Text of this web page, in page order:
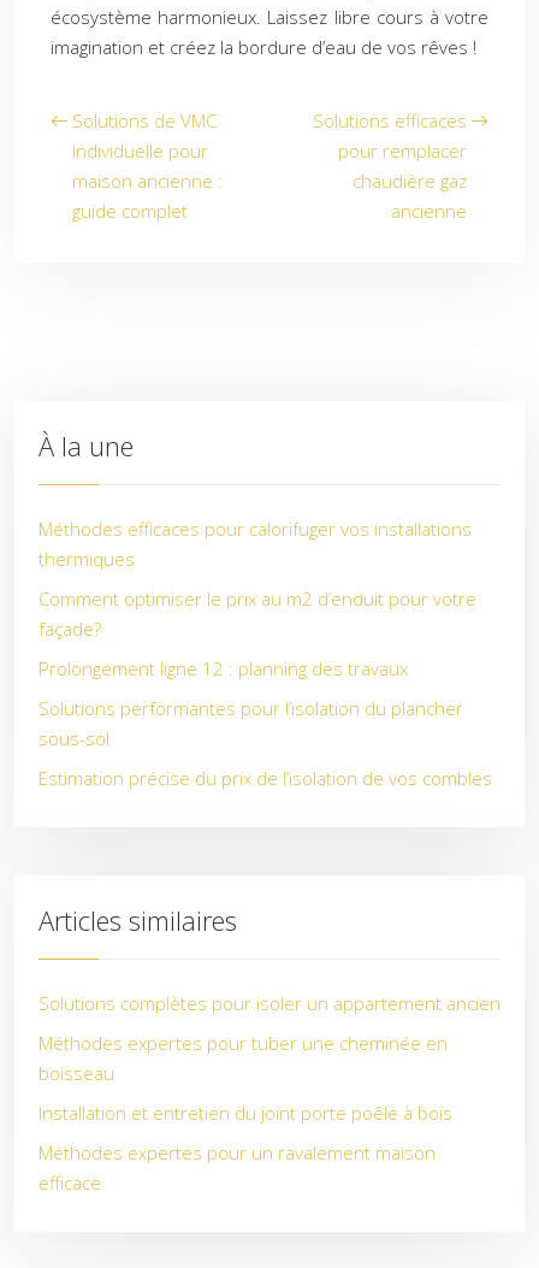
écosystème harmonieux. Laissez libre cours à votre
imagination et créez la bordure d’eau de vos rêves !
Solutions de VMC
individuelle pour
maison ancienne :
guide complet
Solutions efficaces
pour remplacer
chaudière gaz
ancienne
À la une
Méthodes efficaces pour calorifuger vos installations
thermiques
Comment optimiser le prix au m2 d’enduit pour votre
façade?
Prolongement ligne 12 : planning des travaux
Solutions performantes pour l’isolation du plancher
sous-sol
Estimation précise du prix de l’isolation de vos combles
Articles similaires
Solutions complètes pour isoler un appartement ancien
Méthodes expertes pour tuber une cheminée en
boisseau
Installation et entretien du joint porte poêle à bois
Méthodes expertes pour un ravalement maison
efficace